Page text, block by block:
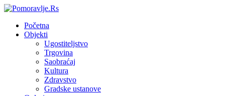
Početna
Objekti
Ugostiteljstvo
Trgovina
Saobraćaj
Kultura
Zdravstvo
Gradske ustanove